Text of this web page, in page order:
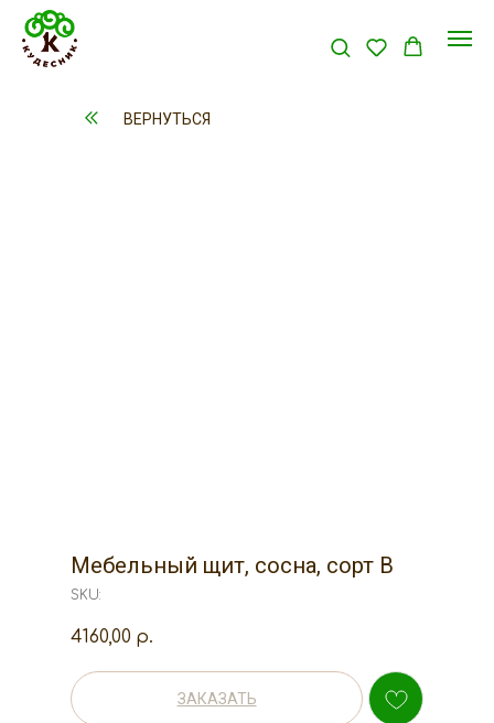
ВЕРНУТЬСЯ
Мебельный щит, сосна, сорт В
SKU:
4160,00 р.
ЗАКАЗАТЬ